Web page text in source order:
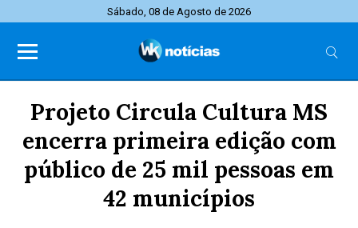
Sábado, 08 de Agosto de 2026
Projeto Circula Cultura MS
encerra primeira edição com
público de 25 mil pessoas em
42 municípios